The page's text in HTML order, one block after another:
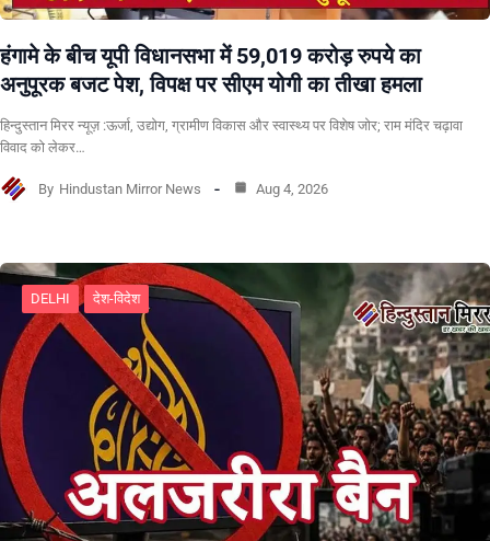
हंगामे के बीच यूपी विधानसभा में 59,019 करोड़ रुपये का
अनुपूरक बजट पेश, विपक्ष पर सीएम योगी का तीखा हमला
हिन्दुस्तान मिरर न्यूज़ :ऊर्जा, उद्योग, ग्रामीण विकास और स्वास्थ्य पर विशेष जोर; राम मंदिर चढ़ावा
विवाद को लेकर…
By Hindustan Mirror News Aug 4, 2026
DELHI देश-विदेश